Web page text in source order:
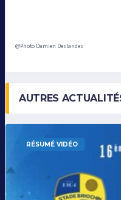
@Photo Damien Deslandes
AUTRES
RÉSUMÉ VIDÉO